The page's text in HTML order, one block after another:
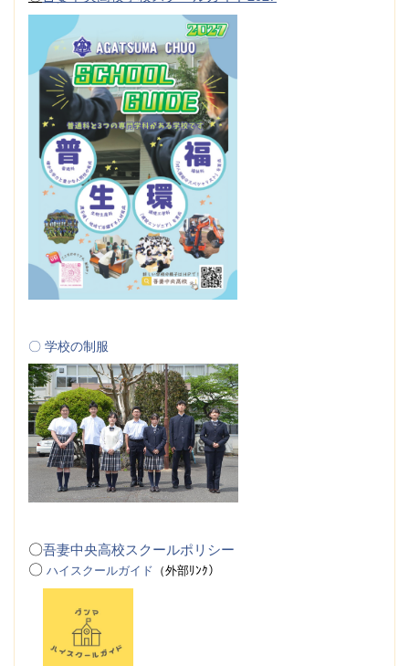
〇 学校の制服
〇吾妻中央高校スクールポリシー
〇 ハイスクールガイド （外部ﾘﾝｸ）